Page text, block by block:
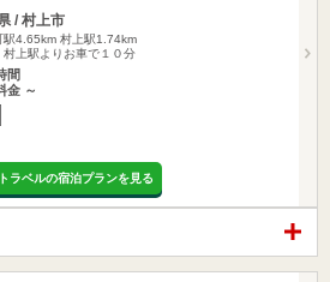
/ 村上市
駅4.65km 村上駅1.74km
上駅よりお車で１０分
間
金 ～
ラベルの宿泊プランを見る